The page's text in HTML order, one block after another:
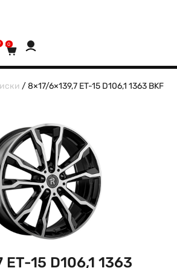
0
/ 8×17/6×139,7 ET-15 D106,1 1363 BKF
ET-15 D106,1 1363